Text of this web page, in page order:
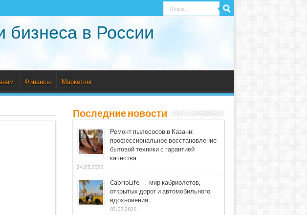
бизнеса в России
Финансы Маркетинг
Последние новости
Ремонт пылесосов в Казани:
профессиональное восстановление
бытовой техники с гарантией
качества
24.07.2026
CabrioLife — мир кабриолетов,
открытых дорог и автомобильного
вдохновения
03.07.2026